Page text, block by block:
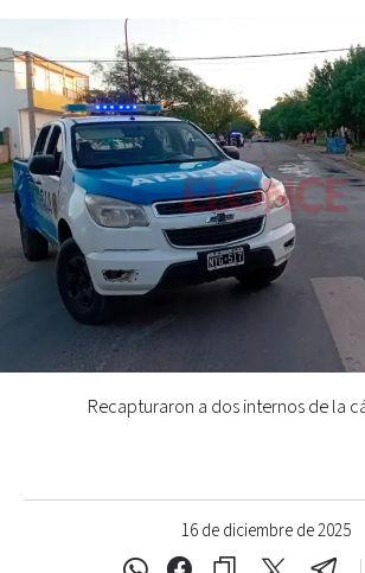
16 de diciembre de 2025
Recapturaron a dos internos de la